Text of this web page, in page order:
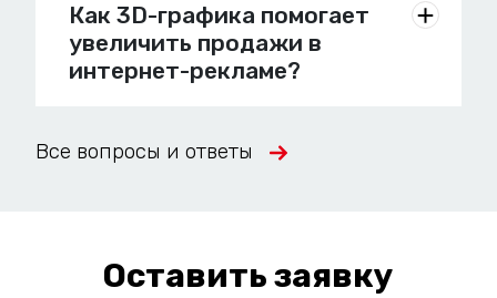
Как 3D-графика помогает
увеличить продажи в
интернет-рекламе?
Все вопросы и ответы
Оставить заявку